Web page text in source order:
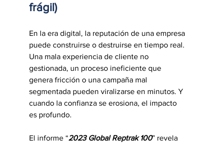
frágil)
En la era digital, la reputación de una empresa
puede construirse o destruirse en tiempo real.
Una mala experiencia de cliente no
gestionada, un proceso ineficiente que
genera fricción o una campaña mal
segmentada pueden viralizarse en minutos. Y
cuando la confianza se erosiona, el impacto
es profundo.
El informe “2023 Global Reptrak 100” revela